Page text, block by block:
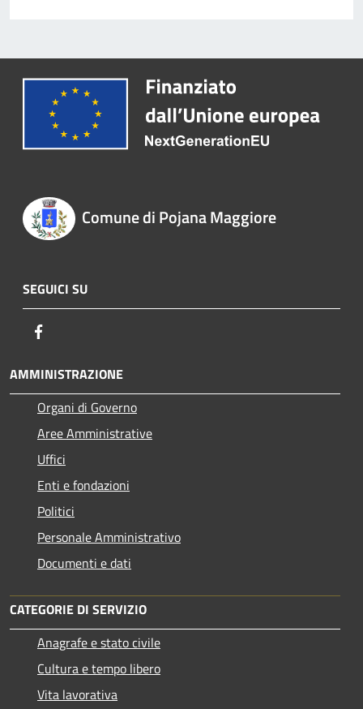
Comune di Pojana Maggiore
SEGUICI SU
AMMINISTRAZIONE
Organi di Governo
Aree Amministrative
Uffici
Enti e fondazioni
Politici
Personale Amministrativo
Documenti e dati
CATEGORIE DI SERVIZIO
Anagrafe e stato civile
Cultura e tempo libero
Vita lavorativa